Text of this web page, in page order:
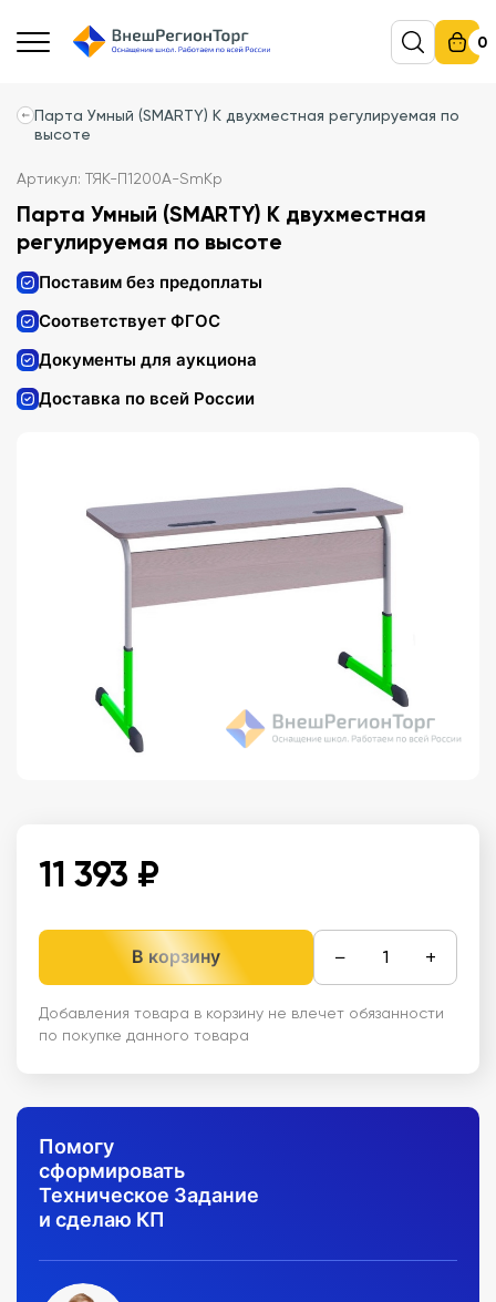
0
Парта Умный (SMARTY) K двухместная регулируемая по
высоте
Артикул: ТЯК-П1200А-SmKp
Парта Умный (SMARTY) K двухместная
регулируемая по высоте
Поставим без предоплаты
Соответствует ФГОС
Документы для аукциона
Доставка по всей России
11 393 ₽
В корзину − +
Добавления товара в корзину не влечет обязанности
по покупке данного товара
Помогу
сформировать
Техническое Задание
и сделаю КП